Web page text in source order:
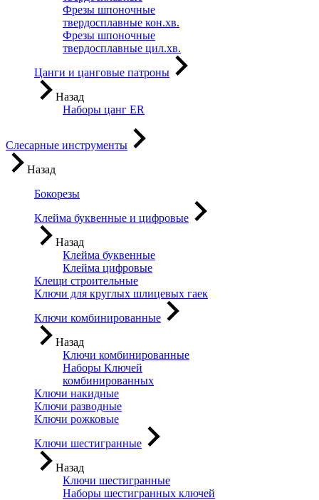
Фрезы шпоночные
твердосплавные кон.хв.
Фрезы шпоночные
твердосплавные цил.хв.
Цанги и цанговые патроны
Назад
Наборы цанг ER
Слесарные инструменты
Назад
Бокорезы
Клейма буквенные и цифровые
Назад
Клейма буквенные
Клейма цифровые
Клещи строительные
Ключи для круглых шлицевых гаек
Ключи комбинированные
Назад
Ключи комбинированные
Наборы Ключей
комбинированных
Ключи накидные
Ключи разводные
Ключи рожковые
Ключи шестигранные
Назад
Ключи шестигранные
Наборы шестигранных ключей